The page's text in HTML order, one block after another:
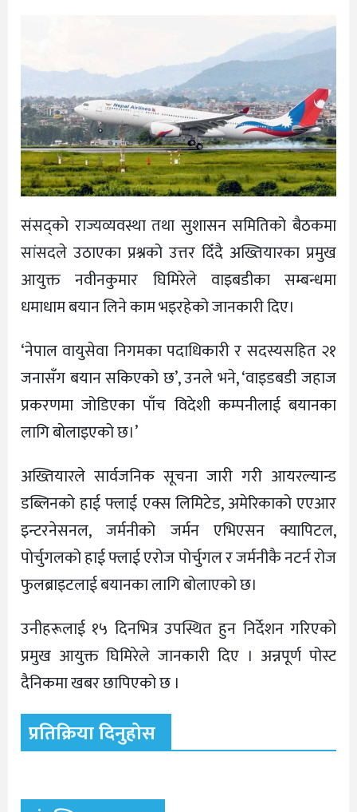
संसद्को राज्यव्यवस्था तथा सुशासन समितिको बैठकमा
सांसदले उठाएका प्रश्नको उत्तर दिँदै अख्तियारका प्रमुख
आयुक्त नवीनकुमार घिमिरेले वाइबडीका सम्बन्धमा
धमाधाम बयान लिने काम भइरहेको जानकारी दिए।
‘नेपाल वायुसेवा निगमका पदाधिकारी र सदस्यसहित २१
जनासँग बयान सकिएको छ’, उनले भने, ‘वाइडबडी जहाज
प्रकरणमा जोडिएका पाँच विदेशी कम्पनीलाई बयानका
लागि बोलाइएको छ।’
अख्तियारले सार्वजनिक सूचना जारी गरी आयरल्यान्ड
डब्लिनको हाई फ्लाई एक्स लिमिटेड, अमेरिकाको एएआर
इन्टरनेसनल, जर्मनीको जर्मन एभिएसन क्यापिटल,
पोर्चुगलको हाई फ्लाई एरोज पोर्चुगल र जर्मनीकै नटर्न रोज
फुलब्राइटलाई बयानका लागि बोलाएको छ।
उनीहरूलाई १५ दिनभित्र उपस्थित हुन निर्देशन गरिएको
प्रमुख आयुक्त घिमिरेले जानकारी दिए । अन्नपूर्ण पोस्ट
दैनिकमा खबर छापिएको छ ।
प्रतिक्रिया दिनुहोस